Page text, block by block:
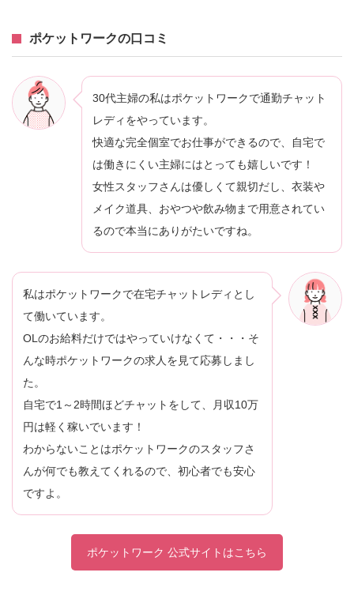
ポケットワークの口コミ
30代主婦の私はポケットワークで通勤チャット
レディをやっています。
快適な完全個室でお仕事ができるので、自宅で
は働きにくい主婦にはとっても嬉しいです！
女性スタッフさんは優しくて親切だし、衣装や
メイク道具、おやつや飲み物まで用意されてい
るので本当にありがたいですね。
私はポケットワークで在宅チャットレディとし
て働いています。
OLのお給料だけではやっていけなくて・・・そ
んな時ポケットワークの求人を見て応募しまし
た。
自宅で1～2時間ほどチャットをして、月収10万
円は軽く稼いでいます！
わからないことはポケットワークのスタッフさ
んが何でも教えてくれるので、初心者でも安心
ですよ。
ポケットワーク 公式サイトはこちら